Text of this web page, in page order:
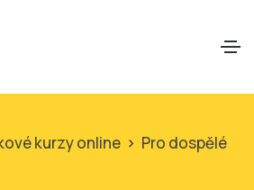
kurzy online > Pro dospělé